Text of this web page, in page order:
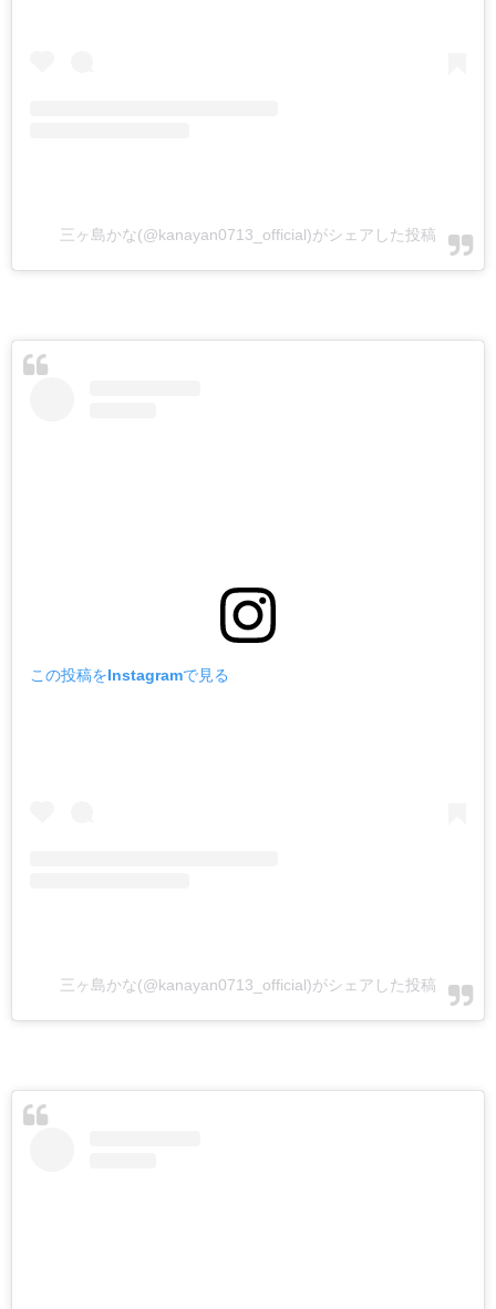
三ヶ島かな(@kanayan0713_official)がシェアした投稿
この投稿をInstagramで見る
三ヶ島かな(@kanayan0713_official)がシェアした投稿